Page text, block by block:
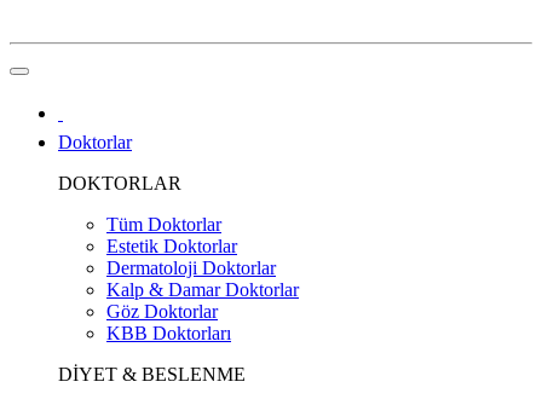
Doktorlar
DOKTORLAR
Tüm Doktorlar
Estetik Doktorlar
Dermatoloji Doktorlar
Kalp & Damar Doktorlar
Göz Doktorlar
KBB Doktorları
DİYET & BESLENME